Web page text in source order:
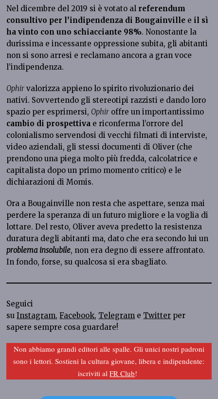
Nel dicembre del 2019 si è votato al referendum
consultivo per l’indipendenza di Bougainville e il sì
ha vinto con uno schiacciante 98%. Nonostante la
durissima e incessante oppressione subita, gli abitanti
non si sono arresi e reclamano ancora a gran voce
l’indipendenza.
Ophir valorizza appieno lo spirito rivoluzionario dei
nativi. Sovvertendo gli stereotipi razzisti e dando loro
spazio per esprimersi, Ophir offre un importantissimo
cambio di prospettiva e riconferma l’orrore del
colonialismo servendosi di vecchi filmati di interviste,
video aziendali, gli stessi documenti di Oliver (che
prendono una piega molto più fredda, calcolatrice e
capitalista dopo un primo momento critico) e le
dichiarazioni di Momis.
Ora a Bougainville non resta che aspettare, senza mai
perdere la speranza di un futuro migliore e la voglia di
lottare. Del resto, Oliver aveva predetto la resistenza
duratura degli abitanti ma, dato che era secondo lui un
problema insolubile, non era degno di essere affrontato.
In fondo, forse, su qualcosa si era sbagliato.
Seguici
suInstagram,Facebook, Telegram e Twitter per
sapere sempre cosa guardare!
Non abbiamo grandi editori alle spalle. Gli unici nostri padroni
sono i lettori. Sostieni la cultura giovane, libera e indipendente:
iscriviti alFR Club!